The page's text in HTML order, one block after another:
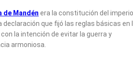
de Mandén era la constitución del
declaración que fijó las reglas básicas en
la intención de evitar la guerra y
armoniosa.